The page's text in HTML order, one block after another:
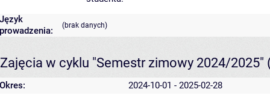
Język
prowadzenia:
(brak danych)
Zajęcia w cyklu "Semestr zimowy 2024/2025"
Okres:
2024-10-01 - 2025-02-28